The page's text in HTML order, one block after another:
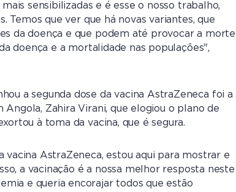
sensibilizadas e é esse o nosso trabalho,
Temos que ver que há novas variantes, que
da doença e que podem até provocar a morte
doença e a mortalidade nas populações",
a segunda dose da vacina AstraZeneca foi a
Zahira Virani, que elogiou o plano de
à toma da vacina, que é segura.
vacina AstraZeneca, estou aqui para mostrar e
a vacinação é a nossa melhor resposta neste
e queria encorajar todos que estão